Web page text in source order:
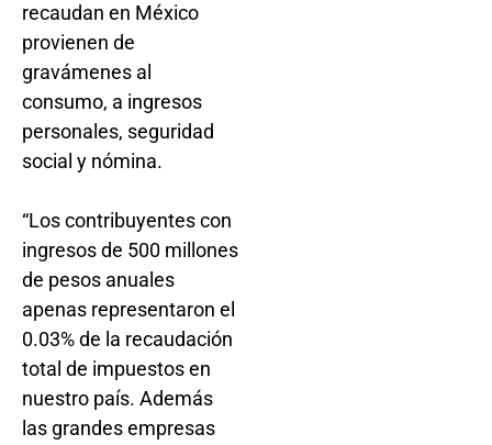
recaudan en México
provienen de
gravámenes al
consumo, a ingresos
personales, seguridad
social y nómina.
“Los contribuyentes con
ingresos de 500 millones
de pesos anuales
apenas representaron el
0.03% de la recaudación
total de impuestos en
nuestro país. Además
las grandes empresas